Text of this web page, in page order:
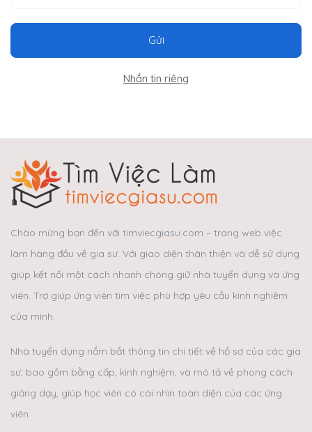
Gửi
Nhắn tin riêng
Chào mừng bạn đến với timviecgiasu.com – trang web việc
làm hàng đầu về gia sư. Với giao diện thân thiện và dễ sử dụng
giúp kết nối một cách nhanh chóng giữ nhà tuyển dụng và ứng
viên. Trợ giúp ứng viên tìm việc phù hợp yêu cầu kình nghiệm
của mình.
Nhà tuyển dụng nắm bắt thông tin chi tiết về hồ sơ của các gia
sư, bao gồm bằng cấp, kinh nghiệm, và mô tả về phong cách
giảng dạy, giúp học viên có cái nhìn toàn diện của các ứng
viên.